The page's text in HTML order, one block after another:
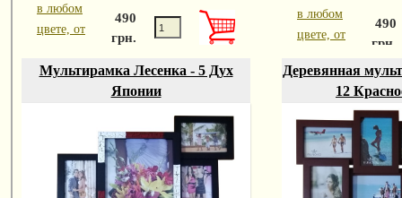
в любом
цвете, от
490
грн.
в любом
цвете, от
490
грн.
Мультирамка Лесенка - 5 Дух
Японии
Деревянная
12